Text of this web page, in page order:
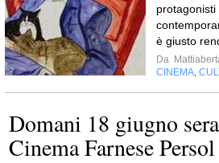
protagonisti
è giusto
Da
CINEMA
Domani 18 giugno
Cinema Farnese Persol